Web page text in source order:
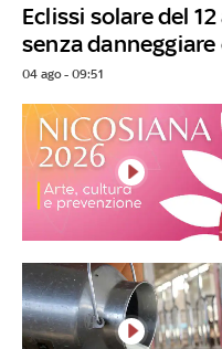
Eclissi solare del
senza danneggiare
04 ago - 09:51